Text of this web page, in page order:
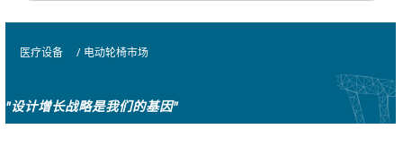
医疗设备 / 电动轮椅市场
"设计增长战略是我们的基因"